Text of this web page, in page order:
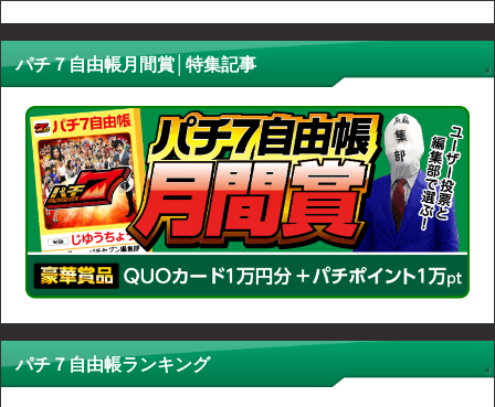
パチ７自由帳月間賞│特集記事
パチ７自由帳ランキング